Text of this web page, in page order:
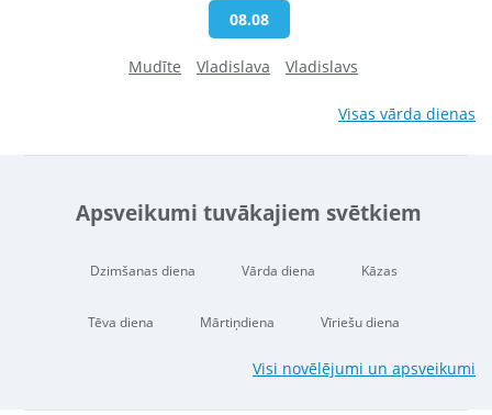
08.08
Mudīte Vladislava Vladislavs
Visas vārda dienas
Apsveikumi tuvākajiem svētkiem
Dzimšanas diena Vārda diena Kāzas
Tēva diena Mārtiņdiena Vīriešu diena
Visi novēlējumi un apsveikumi